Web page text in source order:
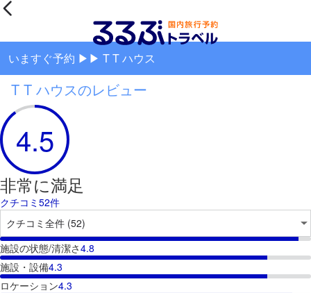
いますぐ予約 ▶▶ T T ハウス
T T ハウスのレビュー
4.5
非常に満足
クチコミ52件
施設の状態/清潔さ4.8
施設・設備4.3
ロケーション4.3